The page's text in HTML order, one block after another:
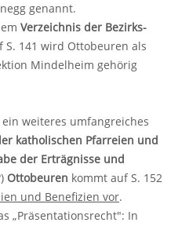
genannt.
Verzeichnis der Bezirks-
S. 141 wird Ottobeuren als
Mindelheim gehörig
weiteres umfangreiches
katholischen Pfarreien und
der Erträgnisse und
Ottobeuren kommt auf S. 152
und Benefizien vor.
„Präsentationsrecht": In